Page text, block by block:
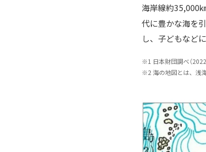
海岸線約35,000
代に豊かな海を
し、子どもなど
※1 日本財団調べ（
※2 海の地図とは、浅